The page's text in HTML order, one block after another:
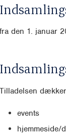
fra den 1. januar
Tilladelsen
events
hjemmeside/